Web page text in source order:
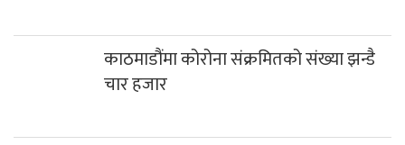
काठमाडौंमा कोरोना संक्रमितको संख्या झन्डै
चार हजार